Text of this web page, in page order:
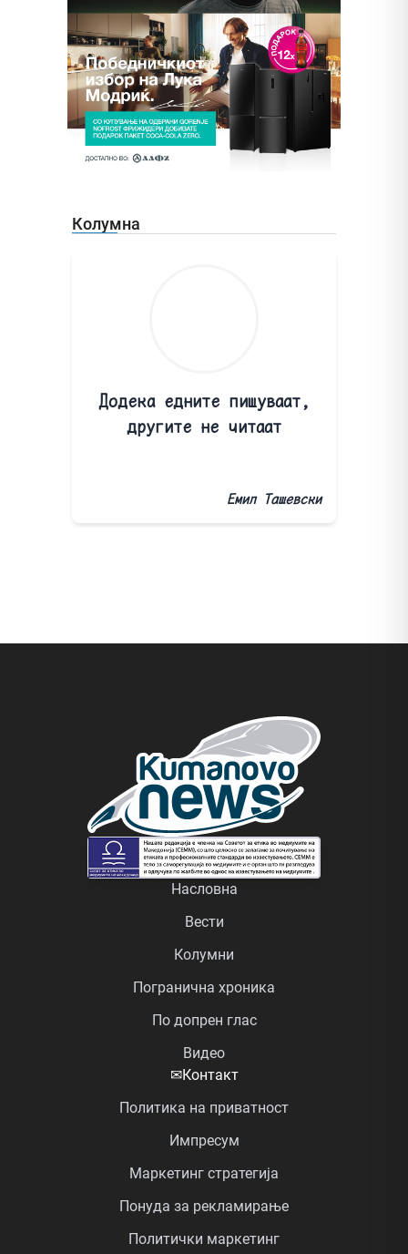
Колумна
Додека едните пишуваат,
другите не читаат
Емил Ташевски
Насловна
Вести
Колумни
Погранична хроника
По допрен глас
Видео
✉Контакт
Политика на приватност
Импресум
Маркетинг стратегија
Понуда за рекламирање
Политички маркетинг